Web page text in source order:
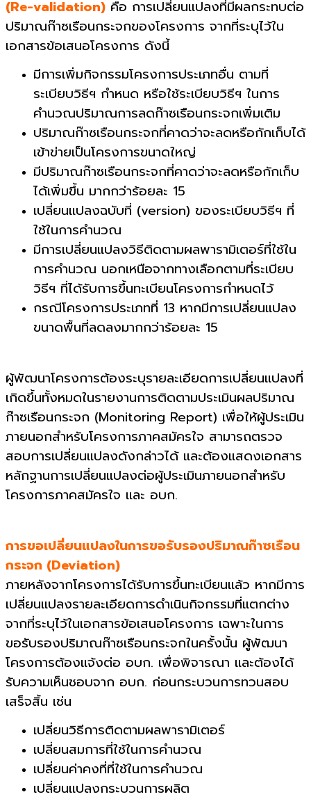
(Re-validation) คือ การเปลี่ยนแปลงที่มีผลกระทบต่อ
ปริมาณก๊าซเรือนกระจกของโครงการ จากที่ระบุไว้ใน
เอกสารข้อเสนอโครงการ ดังนี้
มีการเพิ่มกิจกรรมโครงการประเภทอื่น ตามที่
ระเบียบวิธีฯ กำหนด หรือใช้ระเบียบวิธีฯ ในการ
คำนวณปริมาณการลดก๊าซเรือนกระจกเพิ่มเติม
ปริมาณก๊าซเรือนกระจกที่คาดว่าจะลดหรือกักเก็บได้
เข้าข่ายเป็นโครงการขนาดใหญ่
มีปริมาณก๊าซเรือนกระจกที่คาดว่าจะลดหรือกักเก็บ
ได้เพิ่มขึ้น มากกว่าร้อยละ 15
เปลี่ยนแปลงฉบับที่ (version) ของระเบียบวิธีฯ ที่
ใช้ในการคำนวณ
มีการเปลี่ยนแปลงวิธีติดตามผลพารามิเตอร์ที่ใช้ใน
การคำนวณ นอกเหนือจากทางเลือกตามที่ระเบียบ
วิธีฯ ที่ได้รับการขึ้นทะเบียนโครงการกำหนดไว้
กรณีโครงการประเภทที่ 13 หากมีการเปลี่ยนแปลง
ขนาดพื้นที่ลดลงมากกว่าร้อยละ 15
ผู้พัฒนาโครงการต้องระบุรายละเอียดการเปลี่ยนแปลงที่
เกิดขึ้นทั้งหมดในรายงานการติดตามประเมินผลปริมาณ
ก๊าซเรือนกระจก (Monitoring Report) เพื่อให้ผู้ประเมิน
ภายนอกสำหรับโครงการภาคสมัครใจ สามารถตรวจ
สอบการเปลี่ยนแปลงดังกล่าวได้ และต้องแสดงเอกสาร
หลักฐานการเปลี่ยนแปลงต่อผู้ประเมินภายนอกสำหรับ
โครงการภาคสมัครใจ และ อบก.
การขอเปลี่ยนแปลงในการขอรับรองปริมาณก๊าซเรือน
กระจก (Deviation)
ภายหลังจากโครงการได้รับการขึ้นทะเบียนแล้ว หากมีการ
เปลี่ยนแปลงรายละเอียดการดำเนินกิจกรรมที่แตกต่าง
จากที่ระบุไว้ในเอกสารข้อเสนอโครงการ เฉพาะในการ
ขอรับรองปริมาณก๊าซเรือนกระจกในครั้งนั้น ผู้พัฒนา
โครงการต้องแจ้งต่อ อบก. เพื่อพิจารณา และต้องได้
รับความเห็นชอบจาก อบก. ก่อนกระบวนการทวนสอบ
เสร็จสิ้น เช่น
เปลี่ยนวิธีการติดตามผลพารามิเตอร์
เปลี่ยนสมการที่ใช้ในการคำนวณ
เปลี่ยนค่าคงที่ที่ใช้ในการคำนวณ
เปลี่ยนแปลงกระบวนการผลิต